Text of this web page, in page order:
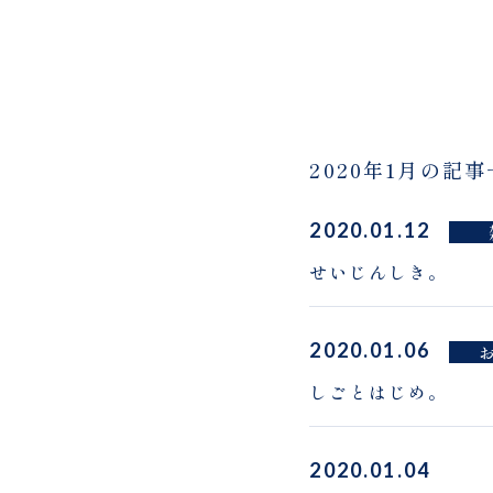
2020年1月の記事
2020.01.12
せいじんしき。
2020.01.06
しごとはじめ。
2020.01.04